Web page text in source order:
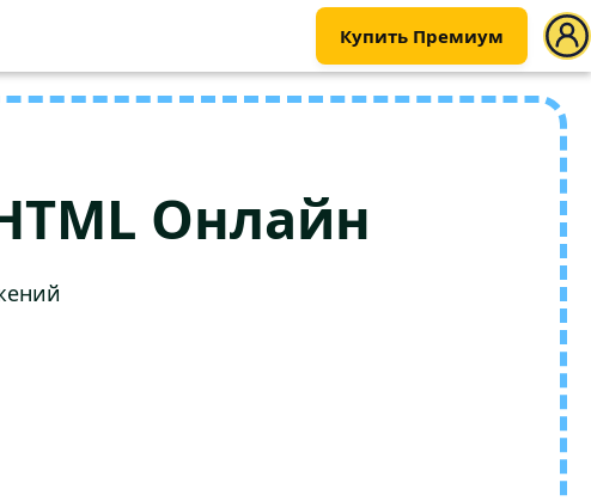
Купить Премиум
Онлайн